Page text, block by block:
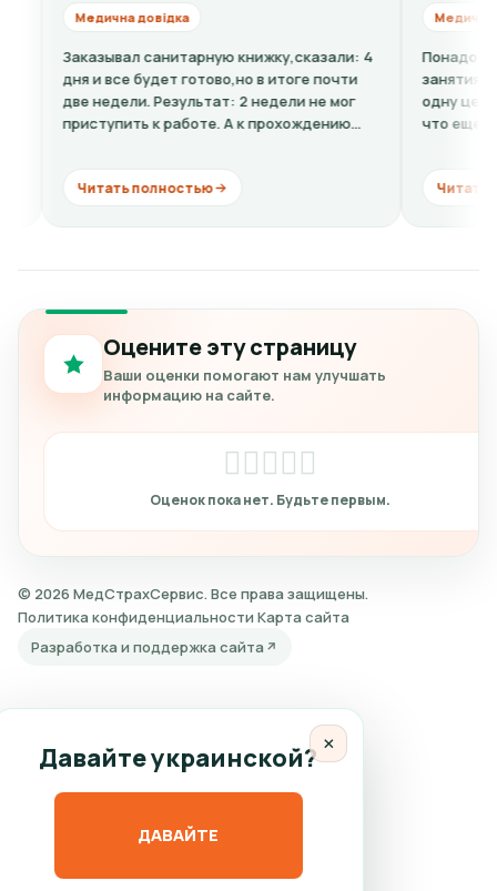
Медична довідка
санитарную книжку,сказали: 4
и все будет готово,но в итоге почти
недели. Результат: 2 недели не мог
к работе. А к прохождению
Читать полностью
Медична довідка
Понадобилась
занятиям
одну цену, по
что еще к
Читать
Оцените эту страницу
Ваши оценки помогают нам улучшать
информацию на сайте.
© 2026 МедСтрахСервис. Все права защищены.
Политика конфиденциальности Карта сайта
Разработка и поддержка сайта
×
Давайте украинской?
ДАВАЙТЕ